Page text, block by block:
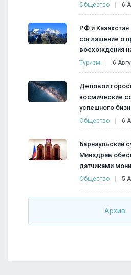
Общество 6
РФ и Казахстан
соглашение о
восхождения
Туризм 6
Деловой
космические
успешного
Общество 6
Барнаульский
Минздрав
датчиками
Общество 5
Архив